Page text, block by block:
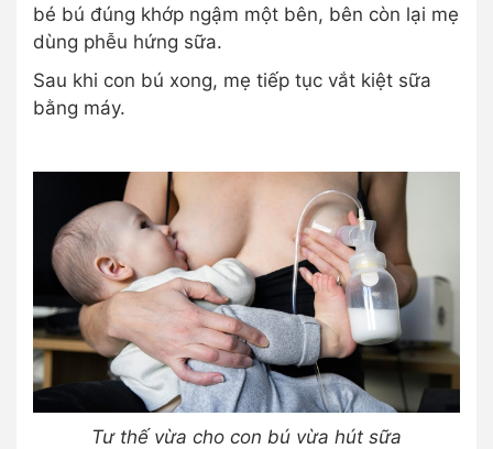
bé bú đúng khớp ngậm một bên, bên còn lại mẹ
dùng phễu hứng sữa.
Sau khi con bú xong, mẹ tiếp tục vắt kiệt sữa
bằng máy.
Tư thế vừa cho con bú vừa hút sữa